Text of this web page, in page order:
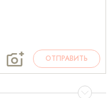
ОТПРАВИТЬ